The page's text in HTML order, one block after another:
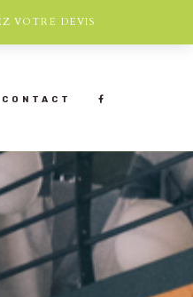
VOTRE DEVIS
CONTACT